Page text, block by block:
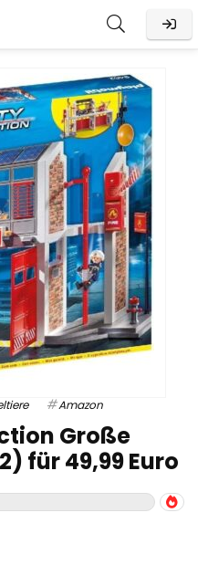
Amazon
Große
für 49,99 Euro